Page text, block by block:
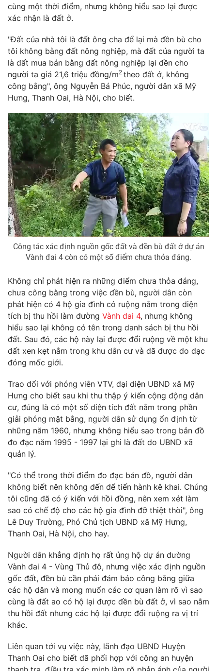
Emagazine Podcast
Photo Infographic
Video Shorts video
VTV Money VTV Thể thao
VTV Sức khoẻ Bất động sản
Thị trường 24h Tấm lòng Việt
VTV4 Vươn mình bằng AI
VTV9 VTV8
Liên hệ tòa soạn English
THỜI BÁO VTV
Theo dõi báo trên
Cơ quan chủ quản:
Đài Truyền hình Việt Nam
Giấy phép hoạt động báo in và báo điện tử số 483/GP-BTTTT
cấp ngày 29/12/2023
Tổng Biên tập:Vũ Thanh Thủy
Phó Tổng Biên tập:Nguyễn Thị Mỹ Hạnh, Phạm Quốc Thắng,
Nguyễn Trọng Ninh
Tổng đài VTV: 024.38 355 931 - 024.38 355 932
Ðiện thoại Thời báo VTV:
Email:toasoan@vtv.vn
Liên hệ quảng cáo:024-7300.7108
® Cấm sao chép dưới mọi hình thức nếu không có sự chấp
thông tin từ website này.
cùng một thời điểm, nhưng không hiểu sao lại được
xác nhận là đất ở.
"Đất của nhà tôi là đất ông cha để lại mà đền bù cho
tôi không bằng đất nông nghiệp, mà đất của người ta
là đất mua bán bằng đất nông nghiệp lại đền cho
người ta giá 21,6 triệu đồng/m2 theo đất ở, không
công bằng", ông Nguyễn Bá Phúc, người dân xã Mỹ
Hưng, Thanh Oai, Hà Nội, cho biết.
Công tác xác định nguồn gốc đất và đền bù đất ở dự án
Vành đai 4 còn có một số điểm chưa thỏa đáng.
Không chỉ phát hiện ra những điểm chưa thỏa đáng,
chưa công bằng trong việc đền bù, người dân còn
phát hiện có 4 hộ gia đình có ruộng nằm trong diện
tích bị thu hồi làm đường Vành đai 4, nhưng không
hiểu sao lại không có tên trong danh sách bị thu hồi
đất. Sau đó, các hộ này lại được đổi ruộng về một khu
đất xen kẹt nằm trong khu dân cư và đã được đo đạc
đóng mốc giới.
Trao đổi với phóng viên VTV, đại diện UBND xã Mỹ
Hưng cho biết sau khi thu thập ý kiến cộng động dân
cư, đúng là có một số diện tích đất nằm trong phần
giải phóng mặt bằng, người dân sử dụng ổn định từ
những năm 1960, nhưng không hiểu sao trong bản đồ
đo đạc năm 1995 - 1997 lại ghi là đất do UBND xã
quản lý.
"Có thể trong thời điểm đo đạc bản đồ, người dân
không biết nên không đến để tiến hành kê khai. Chúng
tôi cũng đã có ý kiến với hồi đồng, nên xem xét làm
sao có chế độ cho các hộ gia đình đỡ thiệt thòi", ông
Lê Duy Trường, Phó Chủ tịch UBND xã Mỹ Hưng,
Thanh Oai, Hà Nội, cho hay.
Người dân khẳng định họ rất ủng hộ dự án đường
Vành đai 4 - Vùng Thủ đô, nhưng việc xác định nguồn
gốc đất, đền bù cần phải đảm bảo công bằng giữa
các hộ dân và mong muốn các cơ quan làm rõ vì sao
cùng là đất ao có hộ lại được đền bù đất ở, vì sao nằm
thu hồi đất nhưng các hộ lại được đổi ruộng ra vị trí
khác.
Liên quan tới vụ việc này, lãnh đạo UBND Huyện
Thanh Oai cho biết đã phối hợp với công an huyện